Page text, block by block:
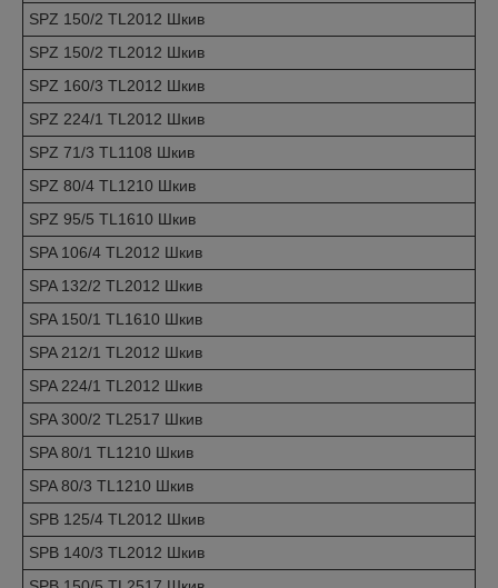
SPZ 150/2 TL2012 Шкив
SPZ 150/2 TL2012 Шкив
SPZ 160/3 TL2012 Шкив
SPZ 224/1 TL2012 Шкив
SPZ 71/3 TL1108 Шкив
SPZ 80/4 TL1210 Шкив
SPZ 95/5 TL1610 Шкив
SPA 106/4 TL2012 Шкив
SPA 132/2 TL2012 Шкив
SPA 150/1 TL1610 Шкив
SPA 212/1 TL2012 Шкив
SPA 224/1 TL2012 Шкив
SPA 300/2 TL2517 Шкив
SPA 80/1 TL1210 Шкив
SPA 80/3 TL1210 Шкив
SPB 125/4 TL2012 Шкив
SPB 140/3 TL2012 Шкив